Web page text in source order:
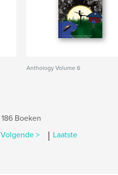
Anthology Volume 6
Boeken
Volgende > | Laatste